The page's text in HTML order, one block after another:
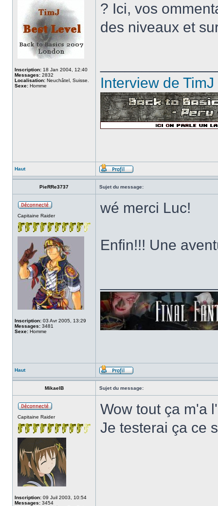
Inscription: 18 Jan 2004, 12:40
Messages: 2832
Localisation: Neuchâtel, Suisse.
Sexe: Homme
? Ici, vos
des niveaux et
Interview de
Haut
PieRRe3737 Sujet du message:
Capitaine Raider
Inscription: 03 Avr 2005, 13:29
Messages: 3481
Sexe: Homme
wé merci Luc!
Enfin!!! Une
Haut
MikaelB Sujet du message:
Capitaine Raider
Inscription: 09 Juil 2003, 10:54
Messages: 3454
Wow tout ça m'a
Je testerai ça ce